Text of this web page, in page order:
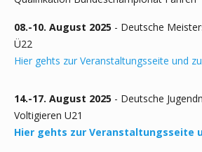
08.-10. August 2025 - Deutsche
Ü22
Hier gehts zur Veranstaltungsseite und
14.-17. August 2025 - Deutsche
Voltigieren U21
Hier gehts zur Veranstaltungsseite